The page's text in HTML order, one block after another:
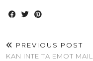
PREVIOUS POST
KAN INTE TA EMOT MAIL